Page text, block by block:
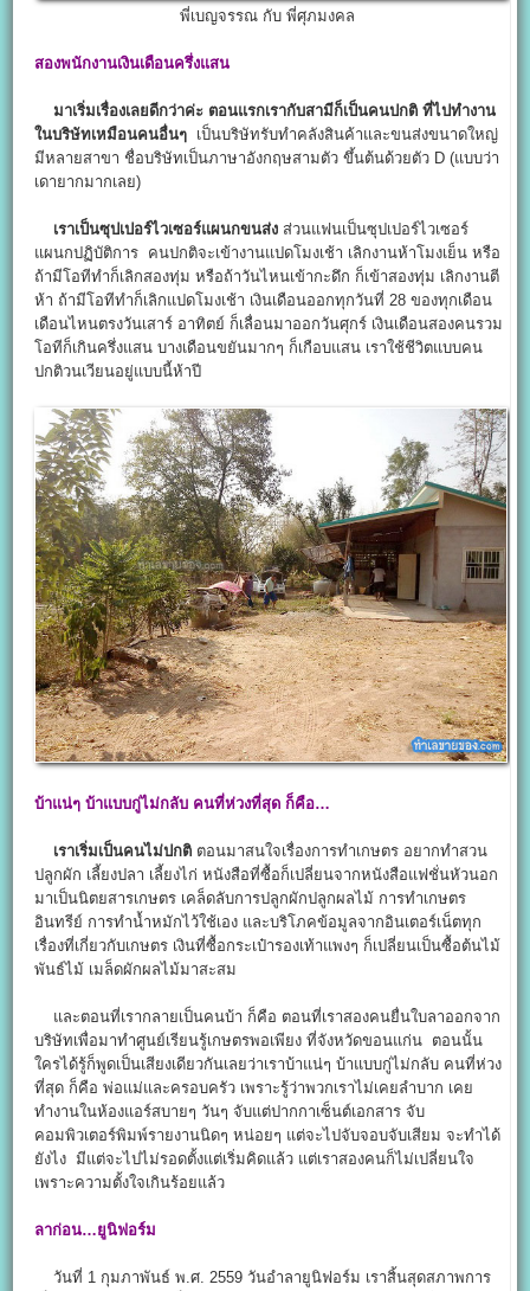
พี่เบญจรรณ กับ พี่ศุภมงคล
สองพนักงานเงินเดือนครึ่งแสน
มาเริ่มเรื่องเลยดีกว่าค่ะ ตอนแรกเรากับสามีก็เป็นคนปกติ ที่ไปทำงาน
ในบริษัทเหมือนคนอื่นๆ เป็นบริษัทรับทำคลังสินค้าและขนส่งขนาดใหญ่
มีหลายสาขา ชื่อบริษัทเป็นภาษาอังกฤษสามตัว ขึ้นต้นด้วยตัว D (แบบว่า
เดายากมากเลย)
เราเป็นซุปเปอร์ไวเซอร์แผนกขนส่ง ส่วนแฟนเป็นซุปเปอร์ไวเซอร์
แผนกปฏิบัติการ คนปกติจะเข้างานแปดโมงเช้า เลิกงานห้าโมงเย็น หรือ
ถ้ามีโอทีทำก็เลิกสองทุ่ม หรือถ้าวันไหนเข้ากะดึก ก็เข้าสองทุ่ม เลิกงานตี
ห้า ถ้ามีโอทีทำก็เลิกแปดโมงเช้า เงินเดือนออกทุกวันที่ 28 ของทุกเดือน
เดือนไหนตรงวันเสาร์ อาทิตย์ ก็เลื่อนมาออกวันศุกร์ เงินเดือนสองคนรวม
โอทีก็เกินครึ่งแสน บางเดือนขยันมากๆ ก็เกือบแสน เราใช้ชีวิตแบบคน
ปกติวนเวียนอยู่แบบนี้ห้าปี
บ้าแน่ๆ บ้าแบบกู่ไม่กลับ คนที่ห่วงที่สุด ก็คือ…
เราเริ่มเป็นคนไม่ปกติ ตอนมาสนใจเรื่องการทำเกษตร อยากทำสวน
ปลูกผัก เลี้ยงปลา เลี้ยงไก่ หนังสือที่ซื้อก็เปลี่ยนจากหนังสือแฟชั่นหัวนอก
มาเป็นนิตยสารเกษตร เคล็ดลับการปลูกผักปลูกผลไม้ การทำเกษตร
อินทรีย์ การทำน้ำหมักไว้ใช้เอง และบริโภคข้อมูลจากอินเตอร์เน็ตทุก
เรื่องที่เกี่ยวกับเกษตร เงินที่ซื้อกระเป๋ารองเท้าแพงๆ ก็เปลี่ยนเป็นซื้อต้นไม้
พันธ์ไม้ เมล็ดผักผลไม้มาสะสม
และตอนที่เรากลายเป็นคนบ้า ก็คือ ตอนที่เราสองคนยื่นใบลาออกจาก
บริษัทเพื่อมาทำศูนย์เรียนรู้เกษตรพอเพียง ที่จังหวัดขอนแก่น ตอนนั้น
ใครได้รู้ก็พูดเป็นเสียงเดียวกันเลยว่าเราบ้าแน่ๆ บ้าแบบกู่ไม่กลับ คนที่ห่วง
ที่สุด ก็คือ พ่อแม่และครอบครัว เพราะรู้ว่าพวกเราไม่เคยลำบาก เคย
ทำงานในห้องแอร์สบายๆ วันๆ จับแต่ปากกาเซ็นต์เอกสาร จับ
คอมพิวเตอร์พิมพ์รายงานนิดๆ หน่อยๆ แต่จะไปจับจอบจับเสียม จะทำได้
ยังไง มีแต่จะไปไม่รอดตั้งแต่เริ่มคิดแล้ว แต่เราสองคนก็ไม่เปลี่ยนใจ
เพราะความตั้งใจเกินร้อยแล้ว
ลาก่อน…ยูนิฟอร์ม
วันที่ 1 กุมภาพันธ์ พ.ศ. 2559 วันอำลายูนิฟอร์ม เราสิ้นสุดสภาพการ